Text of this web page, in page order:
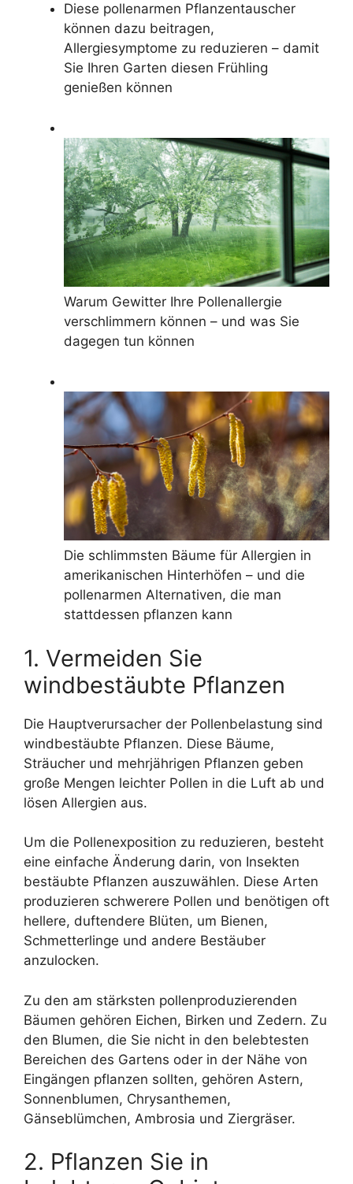
Diese pollenarmen Pflanzentauscher
können dazu beitragen,
Allergiesymptome zu reduzieren – damit
Sie Ihren Garten diesen Frühling
genießen können
Warum Gewitter Ihre Pollenallergie
verschlimmern können – und was Sie
dagegen tun können
Die schlimmsten Bäume für Allergien in
amerikanischen Hinterhöfen – und die
pollenarmen Alternativen, die man
stattdessen pflanzen kann
1. Vermeiden Sie
windbestäubte Pflanzen
Die Hauptverursacher der Pollenbelastung sind
windbestäubte Pflanzen. Diese Bäume,
Sträucher und mehrjährigen Pflanzen geben
große Mengen leichter Pollen in die Luft ab und
lösen Allergien aus.
Um die Pollenexposition zu reduzieren, besteht
eine einfache Änderung darin, von Insekten
bestäubte Pflanzen auszuwählen. Diese Arten
produzieren schwerere Pollen und benötigen oft
hellere, duftendere Blüten, um Bienen,
Schmetterlinge und andere Bestäuber
anzulocken.
Zu den am stärksten pollenproduzierenden
Bäumen gehören Eichen, Birken und Zedern. Zu
den Blumen, die Sie nicht in den belebtesten
Bereichen des Gartens oder in der Nähe von
Eingängen pflanzen sollten, gehören Astern,
Sonnenblumen, Chrysanthemen,
Gänseblümchen, Ambrosia und Ziergräser.
2. Pflanzen Sie in